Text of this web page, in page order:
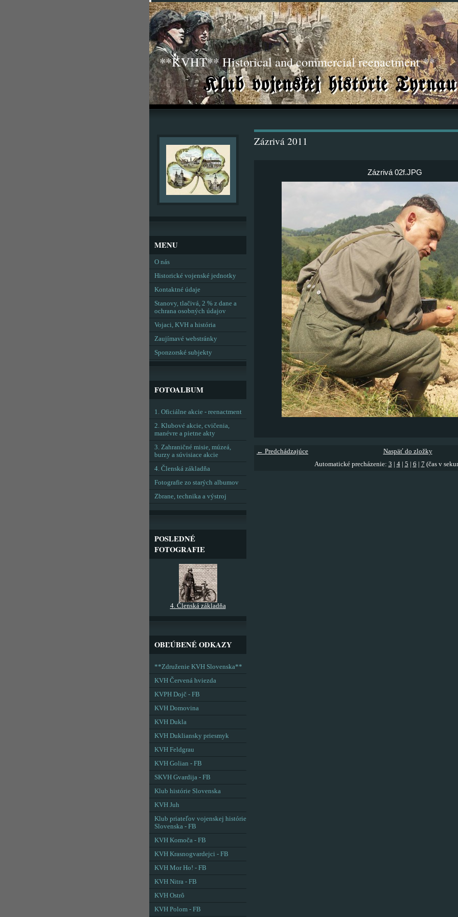
**KVHT** Historical and commercial reenactment **
Zázrivá 2011
Zázrivá 02f.JPG
← Predchádzajúce
Naspäť do zložky
Automatické precházenie: 3 4| 5 6 7 (čas v
MENU
O nás
Historické vojenské jednotky
Kontaktné údaje
Stanovy, tlačivá, 2 % z dane a
ochrana osobných údajov
Vojaci, KVH a história
Zaujímavé webstránky
Sponzorské subjekty
FOTOALBUM
1. Oficiálne akcie - reenactment
2. Klubové akcie, cvičenia,
manévre a pietne akty
3. Zahraničné misie, múzeá,
burzy a súvisiace akcie
4. Členská základňa
Fotografie zo starých albumov
Zbrane, technika a výstroj
POSLEDNÉ
FOTOGRAFIE
4. Členská základňa
OBĽÚBENÉ ODKAZY
**Združenie KVH Slovenska**
KVH Červená hviezda
KVPH Dojč - FB
KVH Domovina
KVH Dukla
KVH Dukliansky priesmyk
KVH Feldgrau
KVH Golian - FB
SKVH Gvardija - FB
Klub histórie Slovenska
KVH Juh
Klub priateľov vojenskej histórie
Slovenska - FB
KVH Komoča - FB
KVH Krasnogvardejci - FB
KVH Mor Ho! - FB
KVH Nitra - FB
KVH Ostrô
KVH Polom - FB